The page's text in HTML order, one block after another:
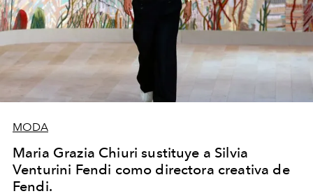
MODA
Maria Grazia Chiuri sustituye a Silvia
Venturini Fendi como directora creativa de
Fendi.